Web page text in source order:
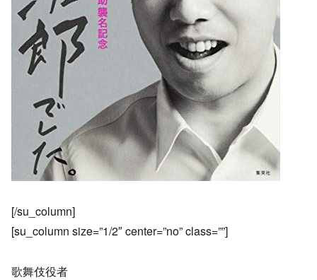
[/su_column]
[su_column size=”1/2″ center=”no” class=””]
歌舞伎役者